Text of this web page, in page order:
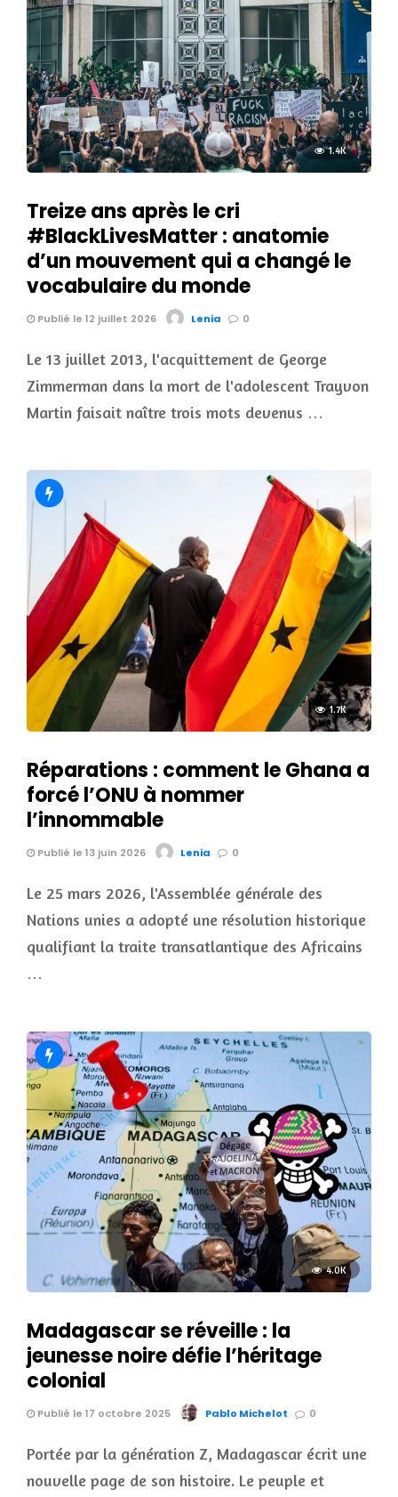
1.4K
Treize ans après le cri
#BlackLivesMatter : anatomie
d’un mouvement qui a changé le
vocabulaire du monde
Publié le 12 juillet 2026 Lenia 0
Le 13 juillet 2013, l'acquittement de George
Zimmerman dans la mort de l'adolescent Trayvon
Martin faisait naître trois mots devenus …
1.7K
Réparations : comment le Ghana a
forcé l’ONU à nommer
l’innommable
Publié le 13 juin 2026 Lenia 0
Le 25 mars 2026, l'Assemblée générale des
Nations unies a adopté une résolution historique
qualifiant la traite transatlantique des Africains
…
4.0K
Madagascar se réveille : la
jeunesse noire défie l’héritage
colonial
Publié le 17 octobre 2025 Pablo Michelot 0
Portée par la génération Z, Madagascar écrit une
nouvelle page de son histoire. Le peuple et